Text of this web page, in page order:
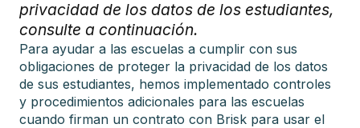
privacidad de los datos de los estudiantes,
consulte a continuación.
Para ayudar a las escuelas a cumplir con sus
obligaciones de proteger la privacidad de los datos
de sus estudiantes, hemos implementado controles
y procedimientos adicionales para las escuelas
cuando firman un contrato con Brisk para usar el